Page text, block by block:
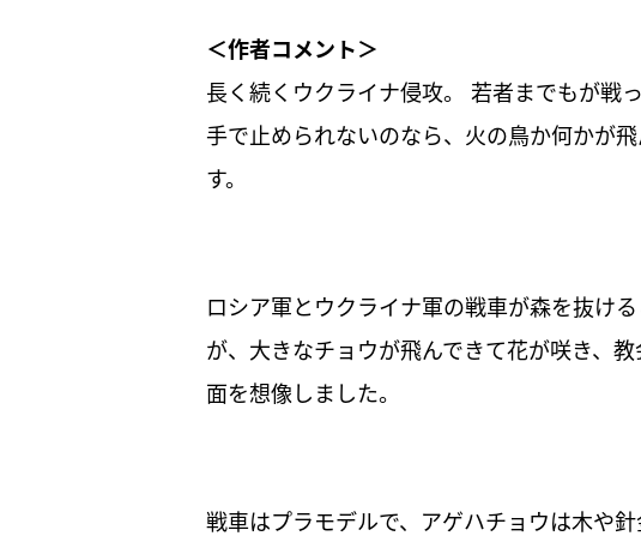
＜作者コメント＞
長く続くウクライナ侵攻。 若者までもが戦
手で止められないのなら、火の鳥か何かが
す。
ロシア軍とウクライナ軍の戦車が森を抜け
が、大きなチョウが飛んできて花が咲き、
面を想像しました。
戦車はプラモデルで、アゲハチョウは木や